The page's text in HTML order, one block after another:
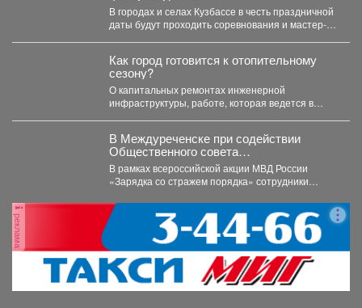
В городах и селах Кузбассе в честь праздничной
даты будут проходить соревнования и мастер-
Как город готовится к отопительному
сезону?
О капитальных ремонтах инженерной
инфраструктуры, работе, которая ведется в
В Междуреченске при содействии
Общественного совета
полицейские провели утреннюю зарядку
для детей из лагеря дневного
пребывания
В рамках всероссийской акции МВД России
«Зарядка со стражем порядка» сотрудники
реклама